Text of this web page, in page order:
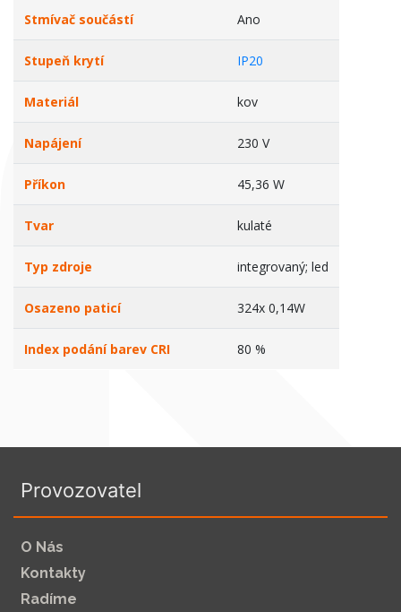
Stmívač součástí Ano
Stupeň krytí IP20
Materiál kov
Napájení 230 V
Příkon 45,36 W
Tvar kulaté
Typ zdroje integrovaný; led
Osazeno paticí 324x 0,14W
Index podání barev CRI 80 %
Provozovatel
O Nás
Kontakty
Radíme